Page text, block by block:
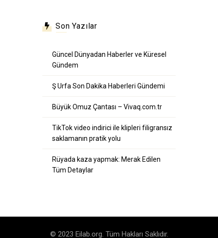
Son Yazılar
Güncel Dünyadan Haberler ve Küresel
Gündem
Ş Urfa Son Dakika Haberleri Gündemi
Büyük Omuz Çantası – Vivaq.com.tr
TikTok video indirici ile klipleri filigransız
saklamanın pratik yolu
Rüyada kaza yapmak: Merak Edilen
Tüm Detaylar
© 2023 Eilab.org. Tüm Hakları Saklıdır.